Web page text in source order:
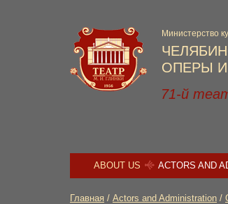
ОПЕРЫ И
Министерство
71-й
ABOUT US ACTORS AND
Главная / Actors and Administration /